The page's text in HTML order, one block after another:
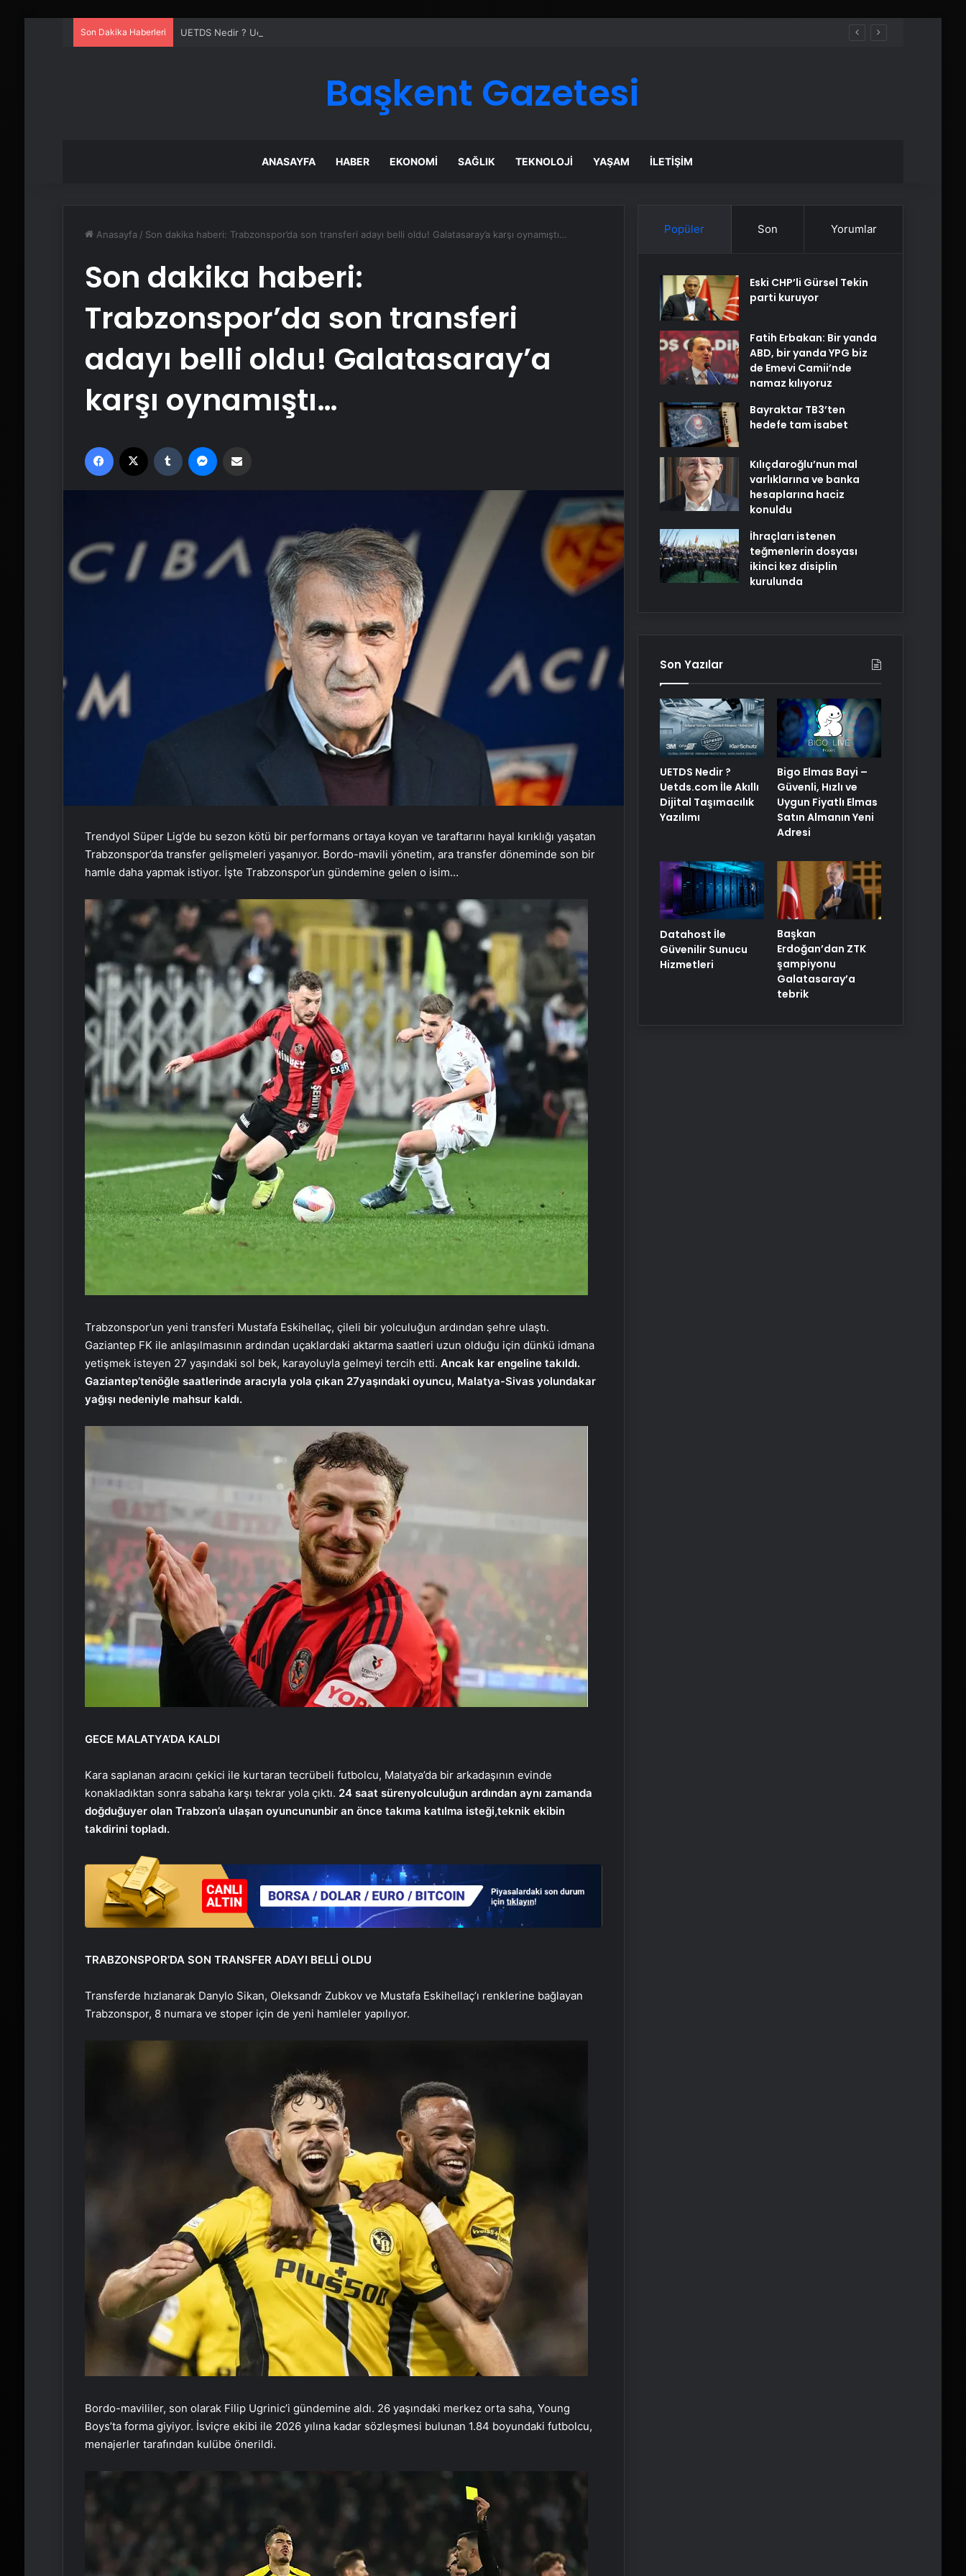
Son Dakika Haberleri UETDS Nedir ? Uetds.com İle Akıllı Dijital Taşımacılık Yazılımı
Başkent Gazetesi
ANASAYFA HABER EKONOMI SAĞLIK TEKNOLOJI YAŞAM İLETIŞIM
Anasayfa / Son dakika haberi: Trabzonspor’da son transferi adayı belli oldu! Galatasaray’a karşı oynamıştı…
Son dakika haberi:
Trabzonspor’da son transferi
adayı belli oldu! Galatasaray’a
karşı oynamıştı…
Facebook Tumblr
Trendyol Süper Lig’de bu sezon kötü bir performans ortaya koyan ve taraftarını hayal kırıklığı yaşatan
Trabzonspor’da transfer gelişmeleri yaşanıyor. Bordo-mavili yönetim, ara transfer döneminde son bir
hamle daha yapmak istiyor. İşte Trabzonspor’un gündemine gelen o isim…
Trabzonspor’un yeni transferi Mustafa Eskihellaç, çileli bir yolculuğun ardından şehre ulaştı.
Gaziantep FK ile anlaşılmasının ardından uçaklardaki aktarma saatleri uzun olduğu için dünkü idmana
yetişmek isteyen 27 yaşındaki sol bek, karayoluyla gelmeyi tercih etti. Ancak kar engeline takıldı.
Gaziantep’tenöğle saatlerinde aracıyla yola çıkan 27yaşındaki oyuncu, Malatya-Sivas yolundakar
yağışı nedeniyle mahsur kaldı.
GECE MALATYA’DA KALDI
Kara saplanan aracını çekici ile kurtaran tecrübeli futbolcu, Malatya’da bir arkadaşının evinde
konakladıktan sonra sabaha karşı tekrar yola çıktı. 24 saat sürenyolculuğun ardından aynı zamanda
doğduğuyer olan Trabzon’a ulaşan oyuncununbir an önce takıma katılma isteği,teknik ekibin
takdirini topladı.
TRABZONSPOR’DA SON TRANSFER ADAYI BELLİ OLDU
Transferde hızlanarak Danylo Sikan, Oleksandr Zubkov ve Mustafa Eskihellaç’ı renklerine bağlayan
Trabzonspor, 8 numara ve stoper için de yeni hamleler yapılıyor.
Bordo-mavililer, son olarak Filip Ugrinic’i gündemine aldı. 26 yaşındaki merkez orta saha, Young
Boys’ta forma giyiyor. İsviçre ekibi ile 2026 yılına kadar sözleşmesi bulunan 1.84 boyundaki futbolcu,
menajerler tarafından kulübe önerildi.
Popüler Son Yorumlar
Eski CHP’li Gürsel Tekin
parti kuruyor
Fatih Erbakan: Bir yanda
ABD, bir yanda YPG biz
de Emevi Camii’nde
namaz kılıyoruz
Bayraktar TB3’ten
hedefe tam isabet
Kılıçdaroğlu’nun mal
varlıklarına ve banka
hesaplarına haciz
konuldu
İhraçları istenen
teğmenlerin dosyası
ikinci kez disiplin
kurulunda
Son Yazılar
UETDS Nedir ?
Uetds.com İle Akıllı
Dijital Taşımacılık
Yazılımı
Bigo Elmas Bayi –
Güvenli, Hızlı ve
Uygun Fiyatlı Elmas
Satın Almanın Yeni
Adresi
Datahost İle
Güvenilir Sunucu
Hizmetleri
Başkan
Erdoğan’dan ZTK
şampiyonu
Galatasaray’a
tebrik